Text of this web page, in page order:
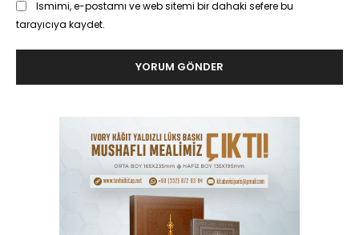
Ismimi, e-postamı ve web sitemi bir dahaki sefere bu
tarayıcıya kaydet.